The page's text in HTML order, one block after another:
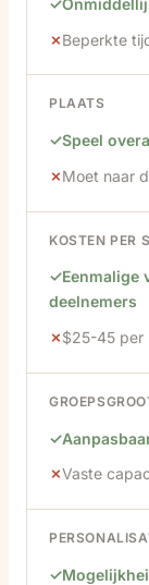
Beperkte
PLAATS
Speel
Moet naar
KOSTEN PER
Eenmalige
deelnemers
$25-45 per
Vaste